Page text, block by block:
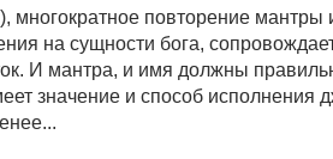
многократное повторение мантры
на сущности бога,
И мантра, и имя должны
значение и способ исполнения